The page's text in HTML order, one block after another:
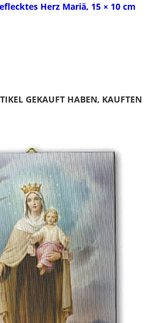
Herz Mariä, 15 × 10 cm
GEKAUFT HABEN, KAUFTEN